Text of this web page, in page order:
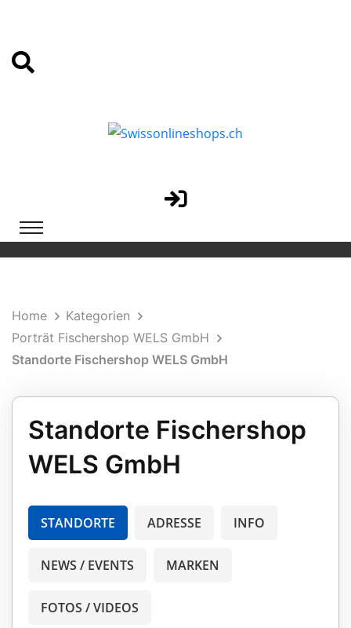
Home
Kategorien
Porträt Fischershop WELS GmbH
Standorte Fischershop WELS GmbH
Standorte Fischershop
WELS GmbH
STANDORTE ADRESSE INFO
NEWS / EVENTS MARKEN
FOTOS / VIDEOS